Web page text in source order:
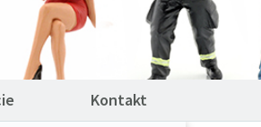
Kontakt